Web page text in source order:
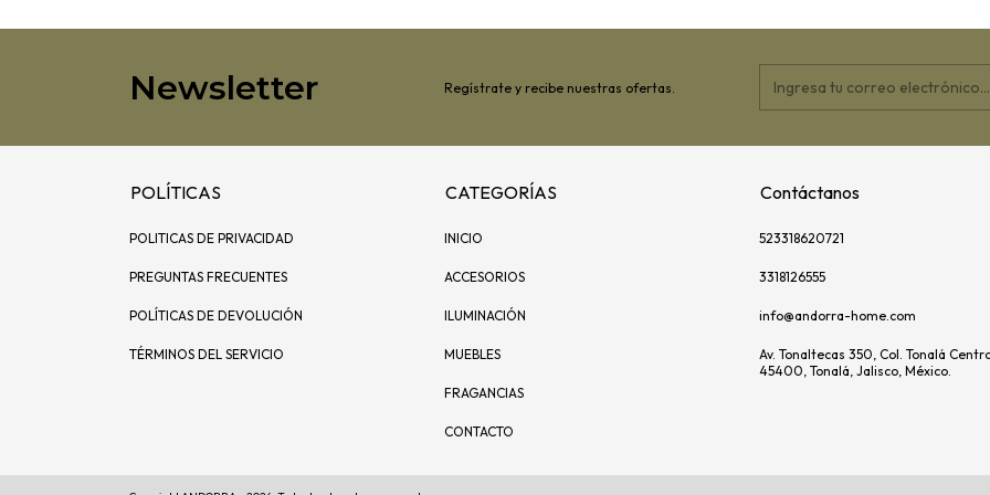
Newsletter Regístrate y recibe nuestras ofertas.
POLÍTICAS
POLITICAS DE PRIVACIDAD
PREGUNTAS FRECUENTES
POLÍTICAS DE DEVOLUCIÓN
TÉRMINOS DEL SERVICIO
CATEGORÍAS
INICIO
ACCESORIOS
ILUMINACIÓN
MUEBLES
FRAGANCIAS
CONTACTO
Contáctanos
523318620721
3318126555
info@andorra-home.com
Av. Tonaltecas 350, Col. Tonalá
45400, Tonalá, Jalisco, México.